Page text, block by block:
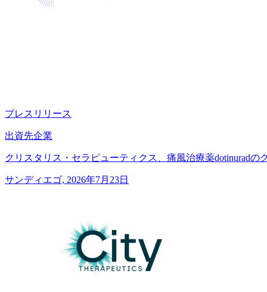
プレスリリース
出資先企業
クリスタリス・セラピューティクス、痛風治療薬dotinurad
サンディエゴ, 2026年7月23日